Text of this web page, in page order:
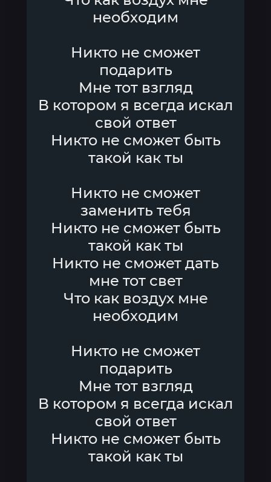
необходим
Никто не сможет
подарить
Мне тот взгляд
В котором я всегда искал
свой ответ
Никто не сможет быть
такой как ты
Никто не сможет
заменить тебя
Никто не сможет быть
такой как ты
Никто не сможет дать
мне тот свет
Что как воздух мне
необходим
Никто не сможет
подарить
Мне тот взгляд
В котором я всегда искал
свой ответ
Никто не сможет быть
такой как ты